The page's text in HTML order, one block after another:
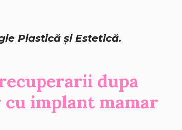
Plastică și Estetică.
dupa
implant mamar